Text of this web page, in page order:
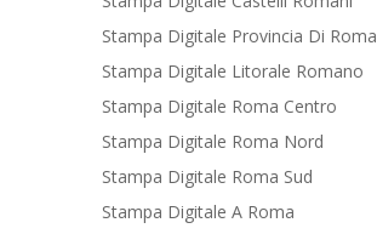
Stampa Digitale Provincia Di Roma
Stampa Digitale Litorale Romano
Stampa Digitale Roma Centro
Stampa Digitale Roma Nord
Stampa Digitale Roma Sud
Stampa Digitale A Roma